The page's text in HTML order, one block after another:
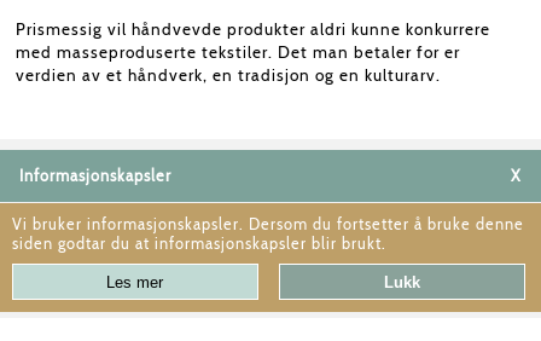
Prismessig vil håndvevde produkter aldri kunne konkurrere
med masseproduserte tekstiler. Det man betaler for er
verdien av et håndverk, en tradisjon og en kulturarv.
Informasjonskapsler X
Vi bruker informasjonskapsler. Dersom du fortsetter å bruke denne
siden godtar du at informasjonskapsler blir brukt.